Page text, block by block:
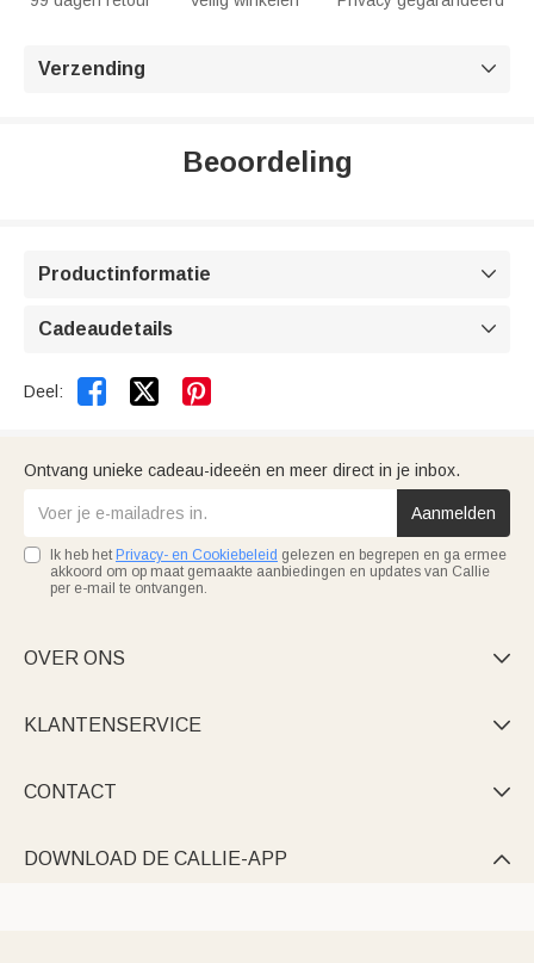
Verzending 
Beoordeling
Productinformatie 
Cadeaudetails 
Deel:  
Ontvang unieke cadeau-ideeën en meer direct in je inbox.
Aanmelden
Ik heb het Privacy- en Cookiebeleid gelezen en begrepen en ga ermee
akkoord om op maat gemaakte aanbiedingen en updates van Callie
per e-mail te ontvangen.
OVER ONS 
KLANTENSERVICE 
CONTACT 
DOWNLOAD DE CALLIE-APP 